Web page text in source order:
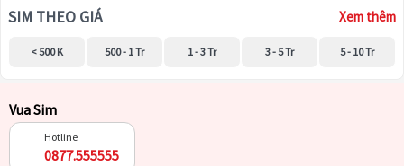
SIM THEO GIÁ Xem thêm
< 500 K 500 - 1 Tr 1 - 3 Tr 3 - 5 Tr 5 - 10 Tr
Vua Sim
Hotline
0877.555555